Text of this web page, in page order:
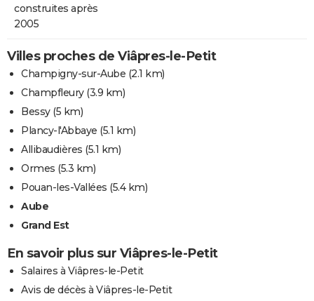
construites après
2005
Villes proches de Viâpres-le-Petit
Champigny-sur-Aube (2.1 km)
Champfleury(3.9 km)
Bessy(5 km)
Plancy-l'Abbaye (5.1 km)
Allibaudières (5.1 km)
Ormes (5.3 km)
Pouan-les-Vallées (5.4 km)
Aube
Grand Est
En savoir plus sur Viâpres-le-Petit
Salaires à Viâpres-le-Petit
Avis de décès à Viâpres-le-Petit